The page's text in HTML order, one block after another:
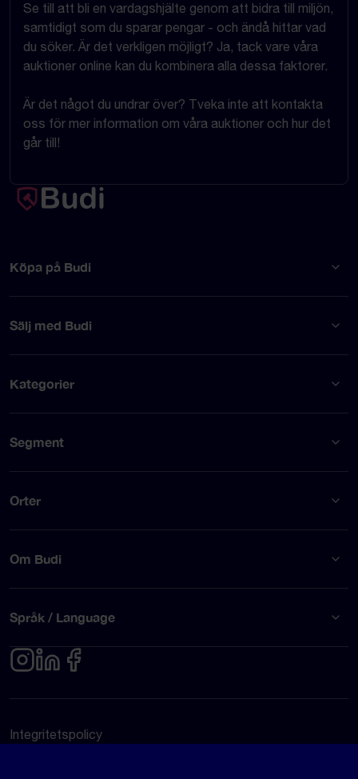
Se till att bli en vardagshjälte genom att bidra till miljön,
samtidigt som du sparar pengar - och ändå hittar vad
du söker. Är det verkligen möjligt? Ja, tack vare våra
auktioner online kan du kombinera alla dessa faktorer.
Är det något du undrar över? Tveka inte att kontakta
oss för mer information om våra auktioner och hur det
går till!
Köpa på Budi
Sälj med Budi
Kategorier
Segment
Orter
Om Budi
Språk / Language
Integritetspolicy